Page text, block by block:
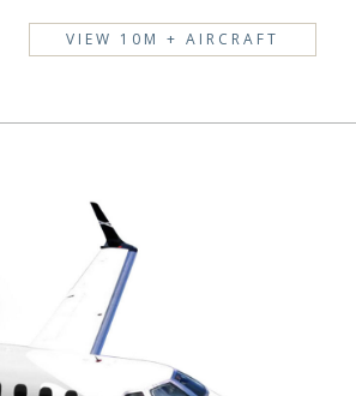
VIEW 10M + AIRCRAFT